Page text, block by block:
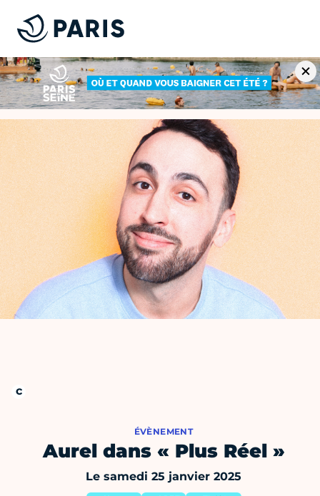
ÉVÈNEMENT
Aurel dans « Plus Réel »
Le samedi 25 janvier 2025